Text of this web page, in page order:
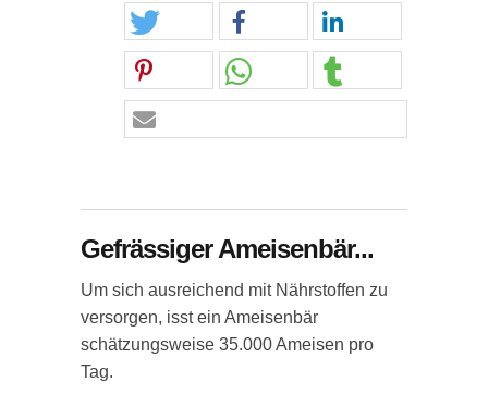
Gefrässiger Ameisenbär...
Um sich ausreichend mit Nährstoffen zu
versorgen, isst ein Ameisenbär
schätzungsweise 35.000 Ameisen pro
Tag.